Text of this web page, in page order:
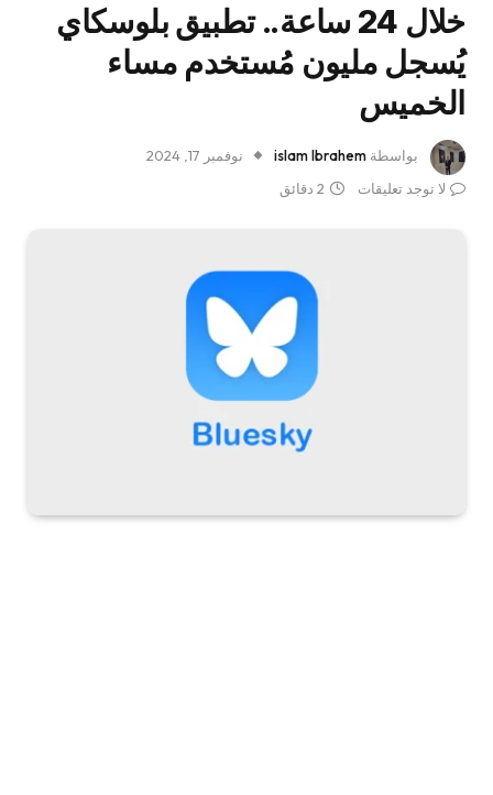
خلال 24 ساعة.. تطبيق بلوسكاي
يُسجل مليون مُستخدم مساء
الخميس
بواسطة islam Ibrahem
نوفمبر 17, 2024
لا توجد تعليقات
2 دقائق